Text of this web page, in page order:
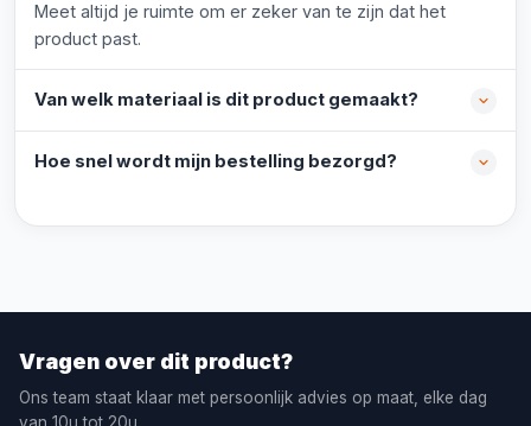
Meet altijd je ruimte om er zeker van te zijn dat het
product past.
Van welk materiaal is dit product gemaakt?
Hoe snel wordt mijn bestelling bezorgd?
Vragen over dit product?
Ons team staat klaar met persoonlijk advies op maat, elke dag